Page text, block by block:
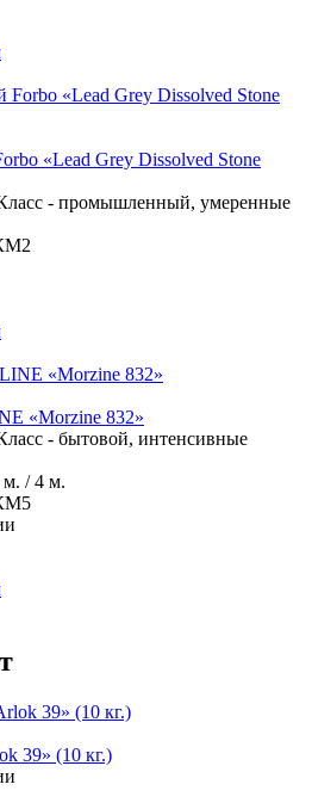
«Lead Grey Dissolved Stone
- промышленный, умеренные
«Morzine 832»
- бытовой, интенсивные
м. / 4 м.
39» (10 кг.)